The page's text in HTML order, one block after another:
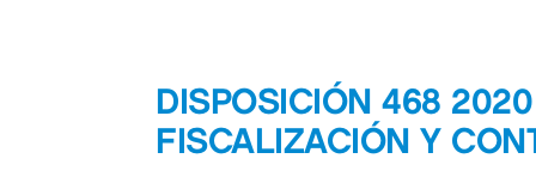
DISPOSICIÓN 468
FISCALIZACIÓN Y